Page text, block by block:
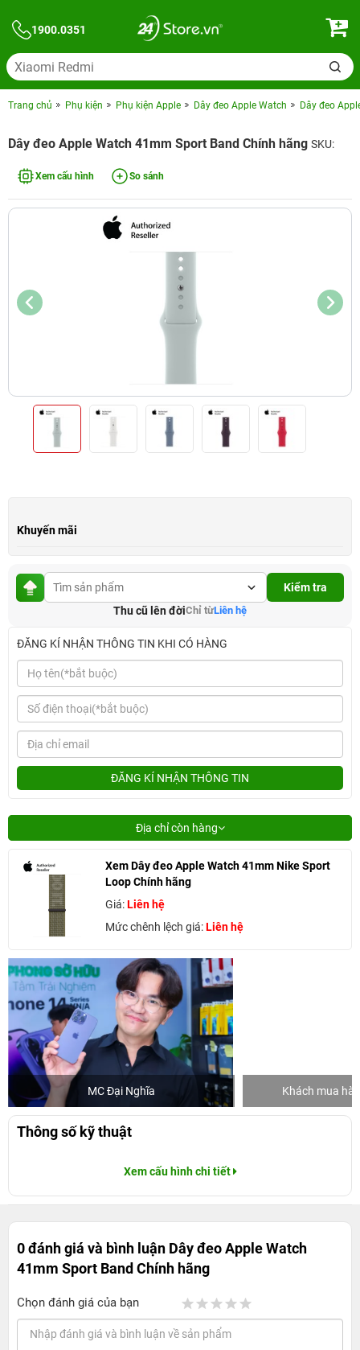
1900.0351
Trang chủ Phụ kiện Phụ kiện Apple Dây đeo Apple Watch Dây đeo
Dây đeo Apple Watch 41mm Sport Band Chính hãng SKU:
Xem cấu hình So sánh
Khuyến mãi
Kiểm tra
Thu cũ lên đờiChỉ từLiên hệ
ĐĂNG KÍ NHẬN THÔNG TIN KHI CÓ HÀNG
ĐĂNG KÍ NHẬN THÔNG TIN
Địa chỉ còn hàng
Xem Dây đeo Apple Watch 41mm Nike Sport
Loop Chính hãng
Giá:Liên hệ
Mức chênh lệch giá:Liên hệ
MC Đại Nghĩa Khách mua
Thông số kỹ thuật
Xem cấu hình chi tiết
0 đánh giá và bình luận Dây đeo Apple Watch
41mm Sport Band Chính hãng
Chọn đánh giá của bạn